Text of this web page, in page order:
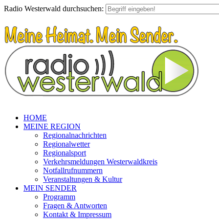
Radio Westerwald durchsuchen:
HOME
MEINE REGION
Regionalnachrichten
Regionalwetter
Regionalsport
Verkehrsmeldungen Westerwaldkreis
Notfallrufnummern
Veranstaltungen & Kultur
MEIN SENDER
Programm
Fragen & Antworten
Kontakt & Impressum